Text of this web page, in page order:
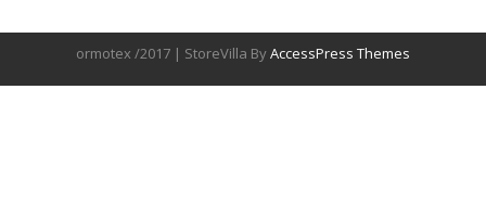
ormotex /2017 | StoreVilla ByAccessPress Themes